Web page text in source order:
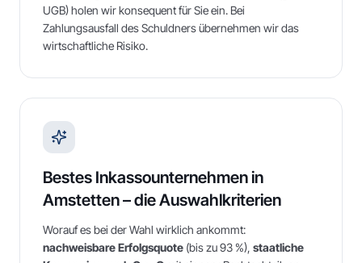
UGB) holen wir konsequent für Sie ein. Bei
Zahlungsausfall des Schuldners übernehmen wir das
wirtschaftliche Risiko.
Bestes Inkassounternehmen in
Amstetten– die Auswahlkriterien
Worauf es bei der Wahl wirklich ankommt:
nachweisbare Erfolgsquote (bis zu 93 %), staatliche